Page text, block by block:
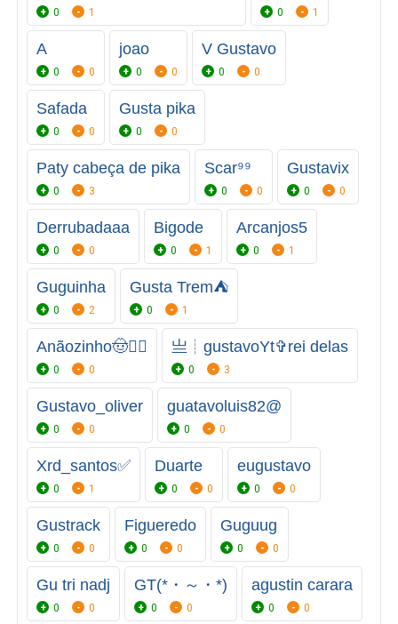
0 1 0 1
A
0 0
joao
0 0
V Gustavo
0 0
Safada
0 0
Gusta pika
0 0
Paty cabeça de pika
0 3
Scar⁹⁹
0 0
Gustavix
0 0
Derrubadaaa
0 0
Bigode
0 1
Arcanjos5
0 1
Guguinha
0 2
Gusta Trem⛺️
0 1
Anãozinho🤠✌🏼
0 0
亗┊gustavoYtㅤ✞rei delas
0 3
Gustavo_oliver
0 0
guatavoluis82@
0 0
Xrd_santos✅
0 1
Duarte
0 0
eugustavo
0 0
Gustrack
0 0
Figueredo
0 0
Guguug
0 0
Gu tri nadj
0 0
GT(⁠*⁠・⁠～⁠・⁠*⁠)
0 0
agustin carara
0 0